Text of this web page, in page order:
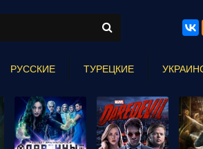
РУССКИЕ ТУРЕЦКИЕ